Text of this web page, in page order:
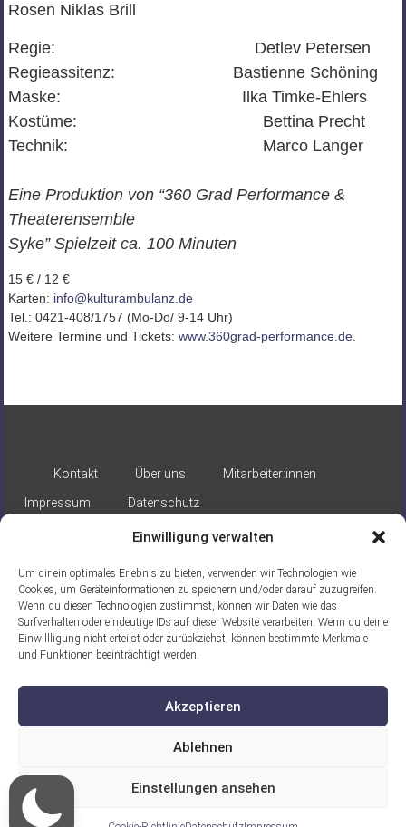
Einwilligung verwalten
Um dir ein optimales Erlebnis zu bieten, verwenden wir Technologien wie
Cookies, um Geräteinformationen zu speichern und/oder darauf zuzugreifen.
Wenn du diesen Technologien zustimmst, können wir Daten wie das
Surfverhalten oder eindeutige IDs auf dieser Website verarbeiten. Wenn du deine
Einwillligung nicht erteilst oder zurückziehst, können bestimmte Merkmale
und Funktionen beeinträchtigt werden.
Akzeptieren
Ablehnen
Einstellungen ansehen
Rosen Niklas Brill
Regie: Detlev Petersen
Regieassitenz: Bastienne Schöning
Maske: Ilka Timke-Ehlers
Kostüme: Bettina Precht
Technik: Marco Langer
Eine Produktion von “360 Grad Performance &
Theaterensemble
Syke” Spielzeit ca. 100 Minuten
15 € / 12 €
Karten: info@kulturambulanz.de
Tel.: 0421-408/1757 (Mo-Do/ 9-14 Uhr)
Weitere Termine und Tickets: www.360grad-performance.de.
Kontakt Über uns
Mitarbeiter:innen
Impressum
Datenschutz
Gefördert durch:
Ein Projekt der ASB Seelische
Gesundheit gGmbH